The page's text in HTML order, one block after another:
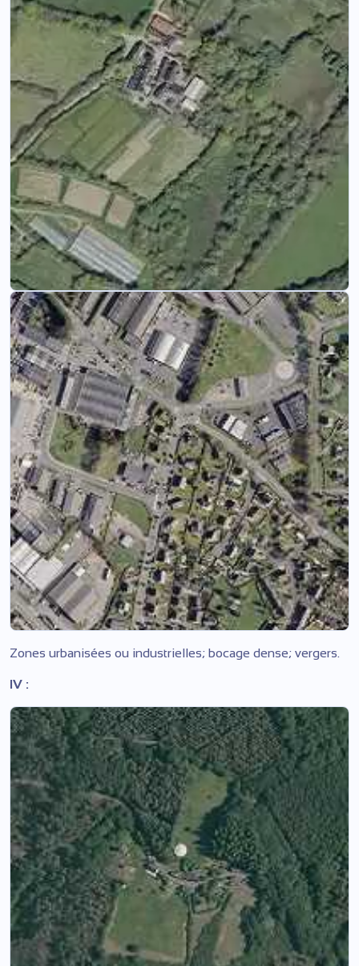
Zones urbanisées ou industrielles; bocage dense; vergers.
IV :